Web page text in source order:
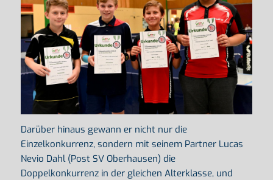
Darüber hinaus gewann er nicht nur die
Einzelkonkurrenz, sondern mit seinem Partner Lucas
Nevio Dahl (Post SV Oberhausen) die
Doppelkonkurrenz in der gleichen Alterklasse, und